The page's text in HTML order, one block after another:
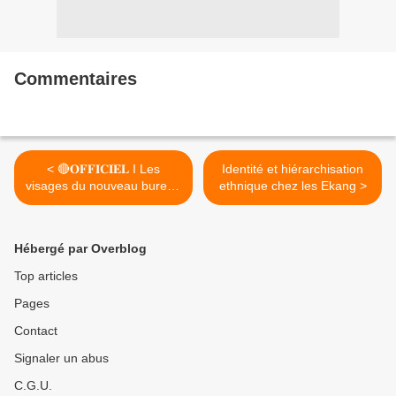
Commentaires
< 🔴𝐎𝐅𝐅𝐈𝐂𝐈𝐄𝐋 I Les
visages du nouveau bureau
exécutif de Génération
Identité et hiérarchisation
ethnique chez les Ekang >
Hébergé par Overblog
Top articles
Pages
Contact
Signaler un abus
C.G.U.